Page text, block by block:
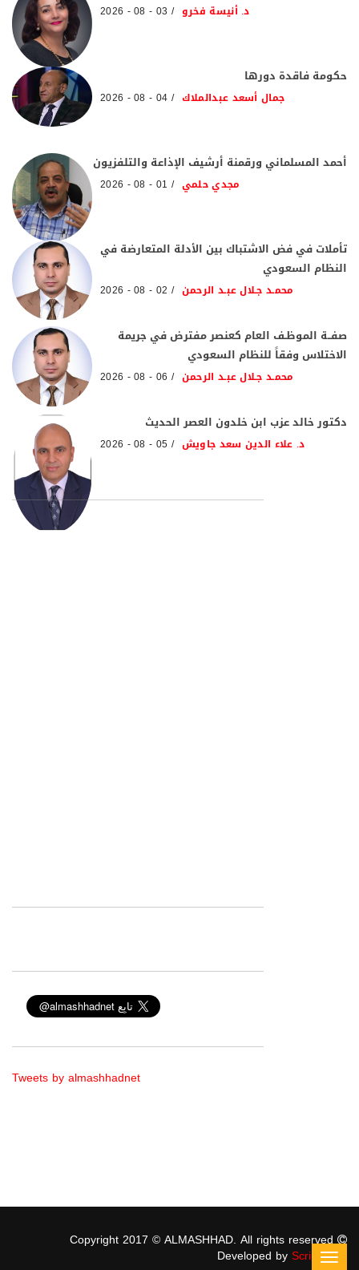
د. أنيسة فخرو 03 - 08 - 2026
حكومة فاقدة دورها
جمال أسعد عبدالملاك 04 - 08 - 2026
أحمد المسلماني ورقمنة أرشيف الإذاعة والتلفزيون
مجدي حلمي 01 - 08 - 2026
تأملات في فض الاشتباك بين الأدلة المتعارضة في
النظام السعودي
محمـد جـلال عبـد الرحمن 02 - 08 - 2026
صفــة الموظـف العام كعنصر مفترض في جريمة
الاختلاس وفقاً للنظام السعودي
محمـد جـلال عبـد الرحمن 06 - 08 - 2026
دكتور خالد عزب ابن خلدون العصر الحديث
د. علاء الدين سعد جاويش 05 - 08 - 2026
Tweets by almashhadnet
Copyright 2017 © ALMASHHAD. All rights reserved
Developed byScriptStars